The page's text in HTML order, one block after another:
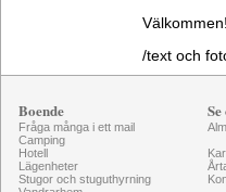
Välkommen!
/text och
Boende
Fråga många i ett mail
Camping
Hotell
Lägenheter
Stugor och stuguthyrning